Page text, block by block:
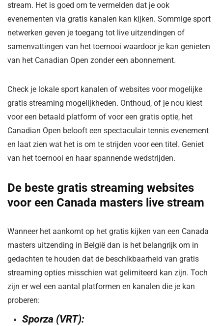
stream. Het is goed om te vermelden dat je ook
evenementen via gratis kanalen kan kijken. Sommige sport
netwerken geven je toegang tot live uitzendingen of
samenvattingen van het toernooi waardoor je kan genieten
van het Canadian Open zonder een abonnement.
Check je lokale sport kanalen of websites voor mogelijke
gratis streaming mogelijkheden. Onthoud, of je nou kiest
voor een betaald platform of voor een gratis optie, het
Canadian Open belooft een spectaculair tennis evenement
en laat zien wat het is om te strijden voor een titel. Geniet
van het toernooi en haar spannende wedstrijden.
De beste gratis streaming websites
voor een Canada masters live stream
Wanneer het aankomt op het gratis kijken van een Canada
masters uitzending in België dan is het belangrijk om in
gedachten te houden dat de beschikbaarheid van gratis
streaming opties misschien wat gelimiteerd kan zijn. Toch
zijn er wel een aantal platformen en kanalen die je kan
proberen:
Sporza (VRT):